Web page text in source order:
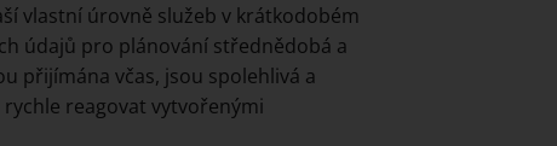
vlastní úrovně služeb v krátkodobém
údajů pro plánování střednědobá a
přijímána včas, jsou spolehlivá a
reagovat vytvořenými